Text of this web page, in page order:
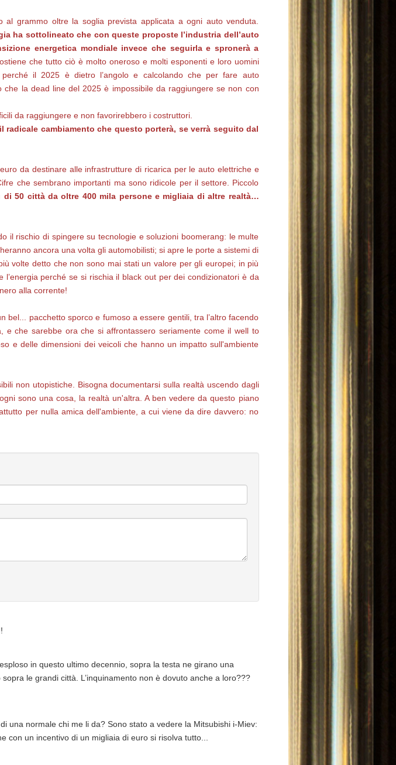
grammo oltre la soglia prevista applicata a ogni auto venduta.
ha sottolineato che con queste proposte l’industria dell’auto
energetica mondiale invece che seguirla e spronerà a
che tutto ciò è molto oneroso e molti esponenti e loro uomini
il 2025 è dietro l’angolo e calcolando che per fare auto
la dead line del 2025 è impossibile da raggiungere se non con
da raggiungere e non favorirebbero i costruttori.
cambiamento che questo porterà, se verrà seguito dal
da destinare alle infrastrutture di ricarica per le auto elettriche e
che sembrano importanti ma sono ridicole per il settore. Piccolo
50 città da oltre 400 mila persone e migliaia di altre realtà…
il rischio di spingere su tecnologie e soluzioni boomerang: le multe
ancora una volta gli automobilisti; si apre le porte a sistemi di
volte detto che non sono mai stati un valore per gli europei; in più
perché se si rischia il black out per dei condizionatori è da
alla corrente!
pacchetto sporco e fumoso a essere gentili, tra l’altro facendo
che sarebbe ora che si affrontassero seriamente come il well to
e delle dimensioni dei veicoli che hanno un impatto sull'ambiente
non utopistiche. Bisogna documentarsi sulla realtà uscendo dagli
sono una cosa, la realtà un'altra. A ben vedere da questo piano
per nulla amica dell'ambiente, a cui viene da dire davvero: no
in questo ultimo decennio, sopra la testa ne girano una
le grandi città. L’inquinamento non è dovuto anche a loro???
una normale chi me li da? Sono stato a vedere la Mitsubishi i-Miev:
con un incentivo di un migliaia di euro si risolva tutto...